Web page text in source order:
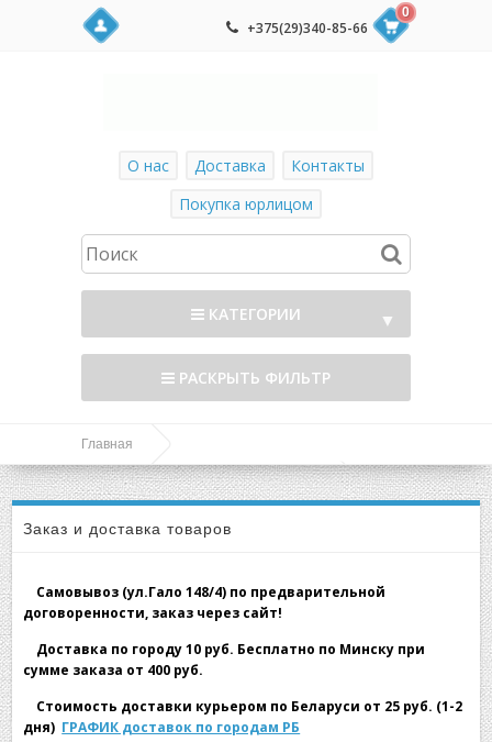
+375(29)340-85-66
0
О нас Доставка
Контакты
Покупка юрлицом
КАТЕГОРИИ ▼
РАСКРЫТЬ ФИЛЬТР
▼
Главная
Дуги, Парники и Ландшафтный дизайн
Колышки универсальные (12 шт. в компл.)
Заказ и доставка товаров
Самовывоз (ул.Гало 148/4) по предварительной
договоренности, заказ через сайт!
Доставка по городу 10 руб. Бесплатно по Минску при
сумме заказа от 400 руб.
Стоимость доставки курьером по Беларуси от 25 руб. (1-2
дня) ГРАФИК доставок по городам РБ